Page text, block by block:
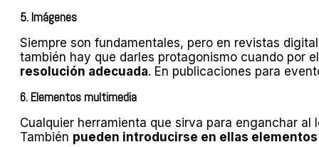
5. Imágenes
Siempre son fundamentales, pero en revistas
también hay que darles protagonismo cuando por
resolución adecuada. En publicaciones para
6. Elementos multimedia
Cualquier herramienta que sirva para enganchar
También pueden introducirse en ellas